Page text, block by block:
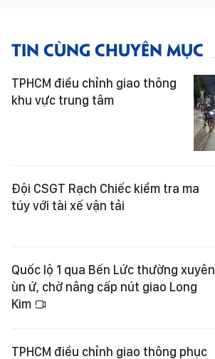
TIN CÙNG CHUYÊN MỤC
TPHCM điều chỉnh giao thông
khu vực trung tâm
Đội CSGT Rạch Chiếc kiểm tra ma
túy với tài xế vận tải
Quốc lộ 1 qua Bến Lức thường xuyên
ùn ứ, chờ nâng cấp nút giao Long
Kim
TPHCM điều chỉnh giao thông phục